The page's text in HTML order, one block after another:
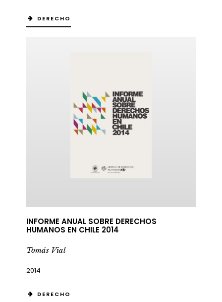
DERECHO
INFORME ANUAL SOBRE DERECHOS
HUMANOS EN CHILE 2014
Tomás Vial
2014
DERECHO